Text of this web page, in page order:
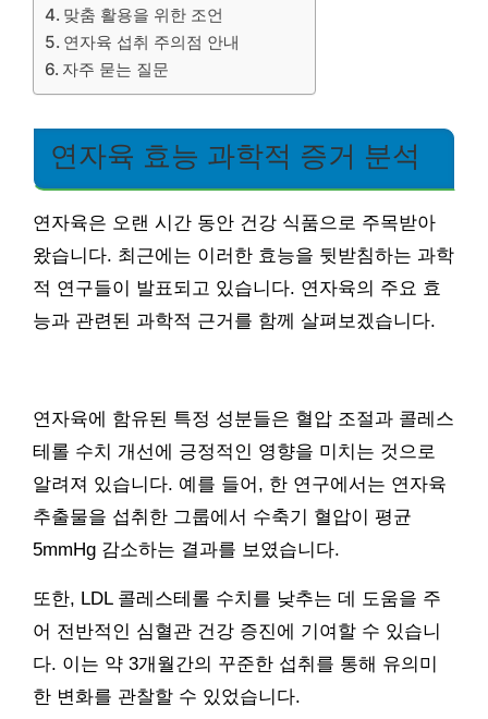
맞춤 활용을 위한 조언
연자육 섭취 주의점 안내
자주 묻는 질문
연자육 효능 과학적 증거 분석
연자육은 오랜 시간 동안 건강 식품으로 주목받아
왔습니다. 최근에는 이러한 효능을 뒷받침하는 과학
적 연구들이 발표되고 있습니다. 연자육의 주요 효
능과 관련된 과학적 근거를 함께 살펴보겠습니다.
연자육에 함유된 특정 성분들은 혈압 조절과 콜레스
테롤 수치 개선에 긍정적인 영향을 미치는 것으로
알려져 있습니다. 예를 들어, 한 연구에서는 연자육
추출물을 섭취한 그룹에서 수축기 혈압이 평균
5mmHg 감소하는 결과를 보였습니다.
또한, LDL 콜레스테롤 수치를 낮추는 데 도움을 주
어 전반적인 심혈관 건강 증진에 기여할 수 있습니
다. 이는 약 3개월간의 꾸준한 섭취를 통해 유의미
한 변화를 관찰할 수 있었습니다.